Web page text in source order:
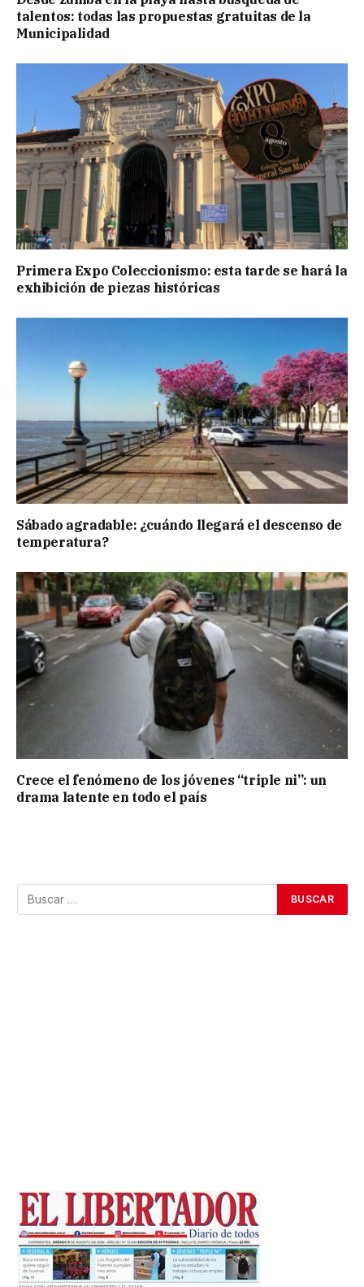
talentos: todas las propuestas gratuitas de la
Municipalidad
Primera Expo Coleccionismo: esta tarde se hará la
exhibición de piezas históricas
Sábado agradable: ¿cuándo llegará el descenso de
temperatura?
Crece el fenómeno de los jóvenes “triple ni”: un
drama latente en todo el país